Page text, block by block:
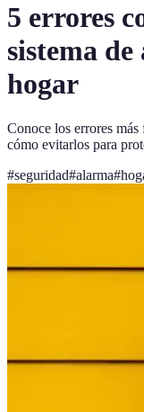
5 errores
sistema
hogar
Conoce los errores
cómo evitarlos para
#seguridad#alarma#